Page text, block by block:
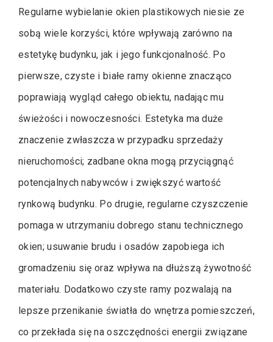
Regularne wybielanie okien plastikowych niesie ze
sobą wiele korzyści, które wpływają zarówno na
estetykę budynku, jak i jego funkcjonalność. Po
pierwsze, czyste i białe ramy okienne znacząco
poprawiają wygląd całego obiektu, nadając mu
świeżości i nowoczesności. Estetyka ma duże
znaczenie zwłaszcza w przypadku sprzedaży
nieruchomości; zadbane okna mogą przyciągnąć
potencjalnych nabywców i zwiększyć wartość
rynkową budynku. Po drugie, regularne czyszczenie
pomaga w utrzymaniu dobrego stanu technicznego
okien; usuwanie brudu i osadów zapobiega ich
gromadzeniu się oraz wpływa na dłuższą żywotność
materiału. Dodatkowo czyste ramy pozwalają na
lepsze przenikanie światła do wnętrza pomieszczeń,
co przekłada się na oszczędności energii związane